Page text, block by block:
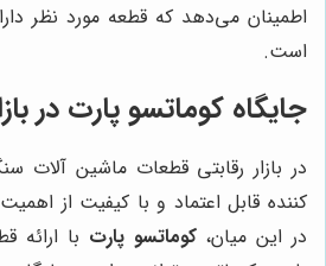
اطمینان می‌دهد که قطعه مورد نظر
است.
جایگاه کوماتسو پارت در
در بازار رقابتی قطعات ماشین آلات
کننده قابل اعتماد و با کیفیت از
در این میان،کوماتسو پارت با